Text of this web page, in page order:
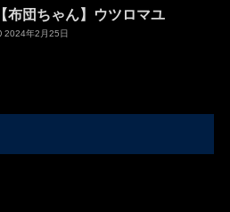
【布団ちゃん】ウツロマユ
2024年2月25日